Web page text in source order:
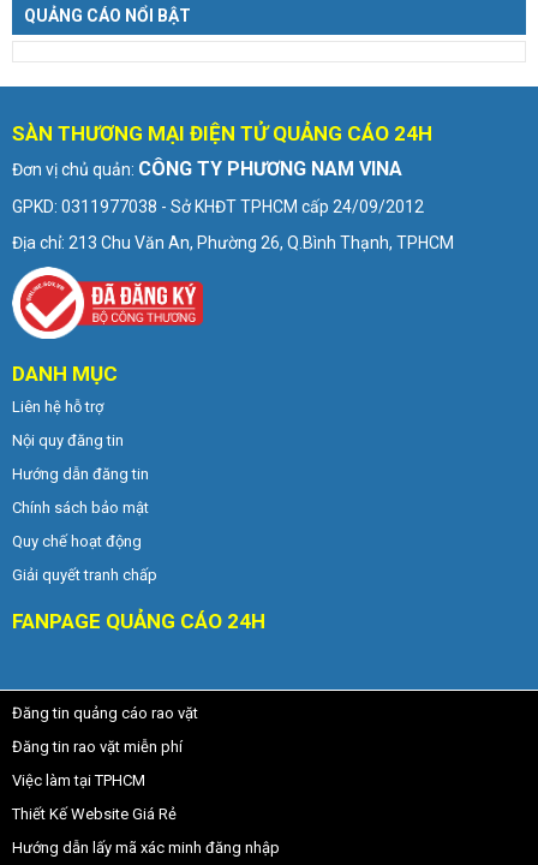
QUẢNG CÁO NỔI BẬT
SÀN THƯƠNG MẠI ĐIỆN TỬ QUẢNG CÁO 24H
Đơn vị chủ quản: CÔNG TY PHƯƠNG NAM VINA
GPKD: 0311977038 - Sở KHĐT TPHCM cấp 24/09/2012
Địa chỉ: 213 Chu Văn An, Phường 26, Q.Bình Thạnh, TPHCM
DANH MỤC
Liên hệ hỗ trợ
Nội quy đăng tin
Hướng dẫn đăng tin
Chính sách bảo mật
Quy chế hoạt động
Giải quyết tranh chấp
FANPAGE QUẢNG CÁO 24H
Đăng tin quảng cáo rao vặt
Đăng tin rao vặt miễn phí
Việc làm tại TPHCM
Thiết Kế Website Giá Rẻ
Hướng dẫn lấy mã xác minh đăng nhập